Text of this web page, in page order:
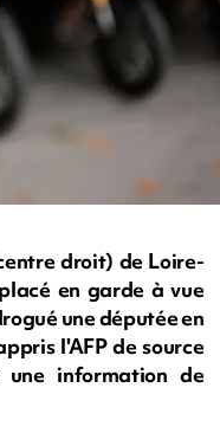
droit) de Loire-
en garde à vue
une députée en
l'AFP de source
une information de